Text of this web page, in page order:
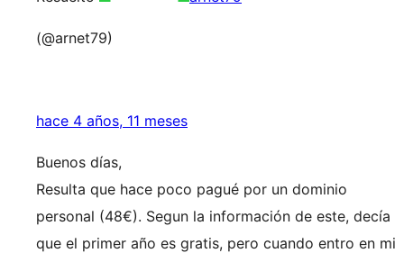
(@arnet79)
hace 4 años, 11 meses
Buenos días,
Resulta que hace poco pagué por un dominio
personal (48€). Segun la información de este, decía
que el primer año es gratis, pero cuando entro en mi